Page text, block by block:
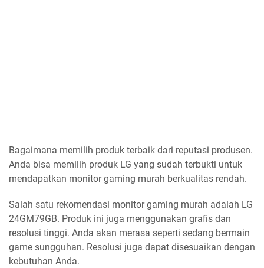
Bagaimana memilih produk terbaik dari reputasi produsen.
Anda bisa memilih produk LG yang sudah terbukti untuk
mendapatkan monitor gaming murah berkualitas rendah.
Salah satu rekomendasi monitor gaming murah adalah LG
24GM79GB. Produk ini juga menggunakan grafis dan
resolusi tinggi. Anda akan merasa seperti sedang bermain
game sungguhan. Resolusi juga dapat disesuaikan dengan
kebutuhan Anda.